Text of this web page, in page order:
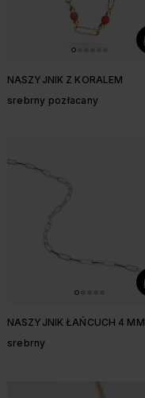
NASZYJNIK Z KORALEM
srebrny pozłacany
NASZYJNIK ŁAŃCUCH 4 MM
srebrny